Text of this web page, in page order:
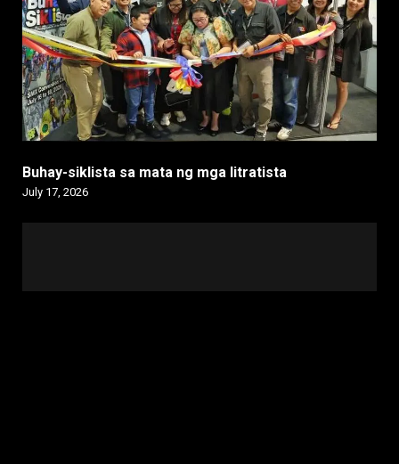
Buhay-siklista sa mata ng mga litratista
July 17, 2026